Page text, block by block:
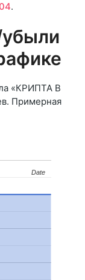
.
«КРИПТА В
Примерная
Date
Date